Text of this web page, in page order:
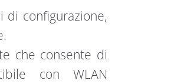
configurazione,
che consente di
con WLAN